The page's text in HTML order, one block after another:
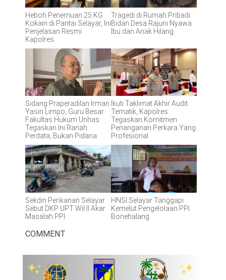
Heboh Penemuan 25 KG
Kokain di Pantai Selayar, Ini
Penjelasan Resmi
Kapolres
Tragedi di Rumah Pribadi
Bidan Desa Rajuni Nyawa
Ibu dan Anak Hilang
Sidang Praperadilan Irman
Yasin Limpo, Guru Besar
Fakultas Hukum Unhas
Tegaskan Ini Ranah
Perdata, Bukan Pidana
Ikuti Taklimat Akhir Audit
Tematik, Kapolres
Tegaskan Komitmen
Penanganan Perkara Yang
Profesional
Sekdin Perikanan Selayar
Sebut DKP UPT Wil II Akar
Masalah PPI
HNSI Selayar Tanggapi
Kemelut Pengelolaan PPI
Bonehalang
COMMENT